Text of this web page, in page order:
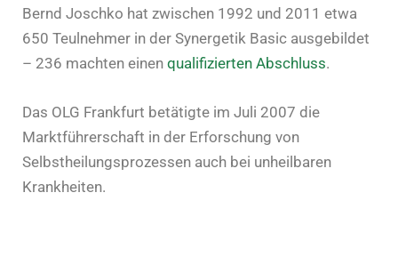
Bernd Joschko hat zwischen 1992 und 2011 etwa
650 Teulnehmer in der Synergetik Basic ausgebildet
– 236 machten einen qualifizierten Abschluss.
Das OLG Frankfurt betätigte im Juli 2007 die
Marktführerschaft in der Erforschung von
Selbstheilungsprozessen auch bei unheilbaren
Krankheiten.